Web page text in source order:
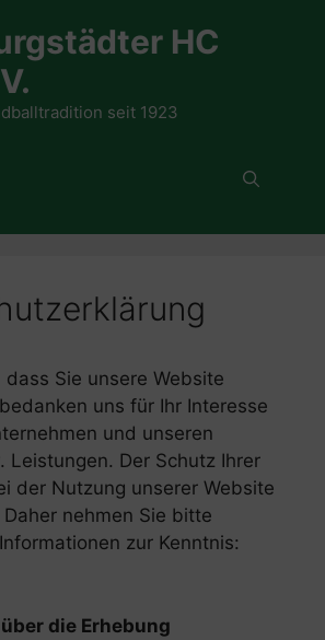
HC
seit 1923
Sie unsere Website
uns für Ihr Interesse
und unseren
Leistungen. Der Schutz Ihrer
der Nutzung unserer Website
nehmen Sie bitte
zur Kenntnis:
die Erhebung